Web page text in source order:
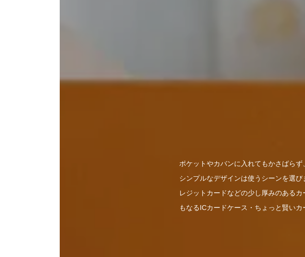
ポケットやカバンに入れてもかさばら
シンプルなデザインは使うシーンを選
レジットカードなどの少し厚みのある
もなるICカードケース・ちょっと賢いカ